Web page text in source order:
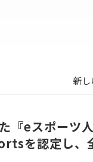
新し
『eスポーツ
を認定し、